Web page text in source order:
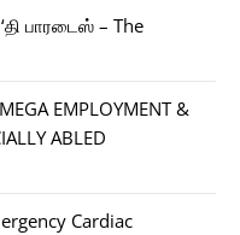
‘தி பாரடைஸ் – The
EMPLOYMENT &
ABLED
Cardiac